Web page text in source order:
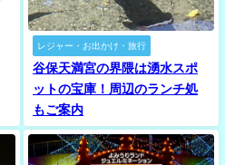
レジャー・お出かけ・旅行
谷保天満宮の界隈は湧水スポ
ットの宝庫！周辺のランチ処
もご案内